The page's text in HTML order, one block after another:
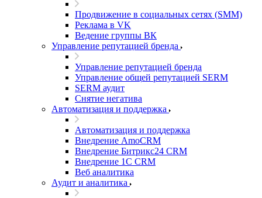
Продвижение в социальных сетях (SMM)
Реклама в VK
Ведение группы ВК
Управление репутацией бренда
Управление репутацией бренда
Управление общей репутацией SERM
SERM аудит
Снятие негатива
Автоматизация и поддержка
Автоматизация и поддержка
Внедрение AmoCRM
Внедрение Битрикс24 CRM
Внедрение 1C CRM
Веб аналитика
Аудит и аналитика